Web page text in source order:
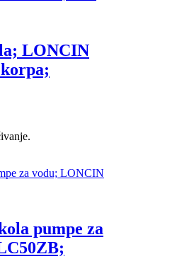
LONCIN
pumpe za